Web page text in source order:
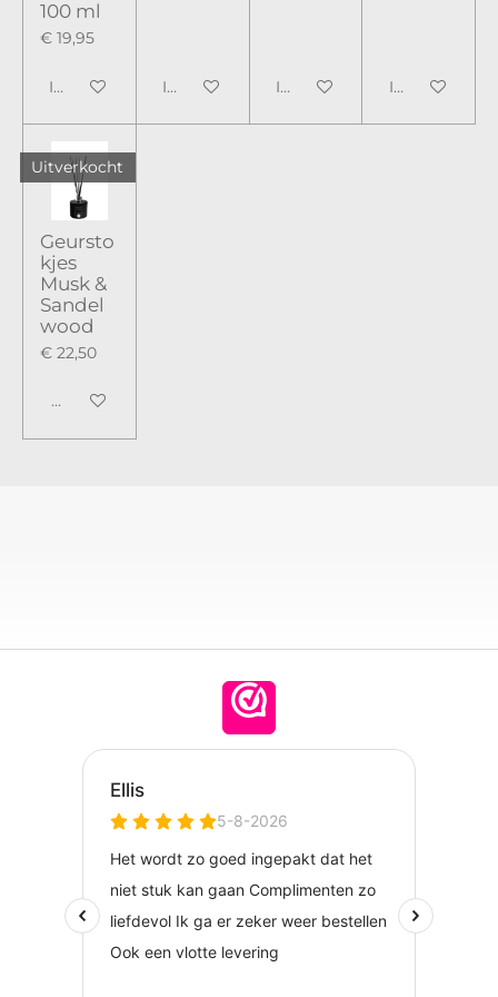
100 ml
€ 19,95
In winkelwagenIn winkelwagenIn winkelwagenIn
Uitverkocht
Geursto
kjes
Musk &
Sandel
wood
€ 22,50
Houd mij op de hoogte